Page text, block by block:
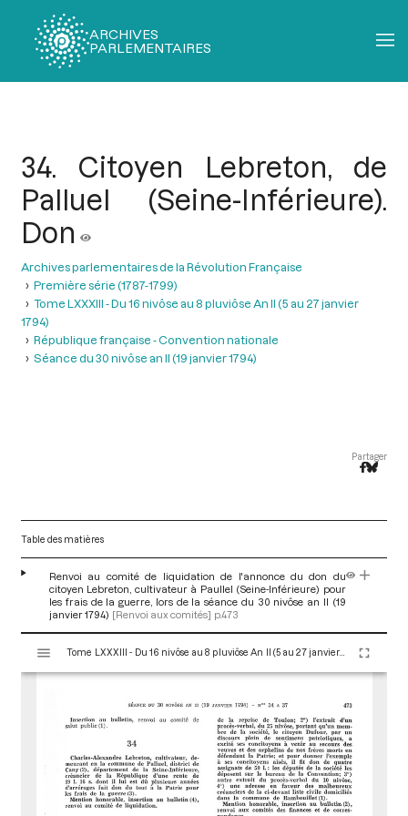
ARCHIVES
PARLEMENTAIRES
34. Citoyen Lebreton, de
Palluel (Seine-Inférieure).
Don
Archives parlementaires de la Révolution Française
Première série (1787-1799)
Tome LXXXIII - Du 16 nivôse au 8 pluviôse An II (5 au 27 janvier
1794)
République française - Convention nationale
Séance du 30 nivôse an II (19 janvier 1794)
Partager
Table des matières
Renvoi au comité de liquidation de l'annonce du don du
citoyen Lebreton, cultivateur à Paullel (Seine-Inférieure) pour
les frais de la guerre, lors de la séance du 30 nivôse an II (19
janvier 1794) [Renvoi aux comités] p.473
s